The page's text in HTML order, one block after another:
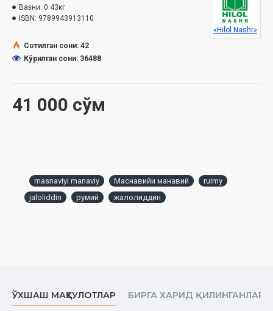
Дин ишлари бўйича қўмитанинг 2022 йилдаги 6675-сонли
41 000 сўм
Вазни: 0.43кг
ISBN: 9789943913110
«Hilol Nashr»
Сотилган сони: 42
Кўрилган сони: 36488
masnaviyi manaviy Маснавийи манавий
ruimy
jaloliddin
румий жалолиддин
ЎХШАШ МАҲСУЛОТЛАР БИРГА ХАРИД ҚИЛИНГАНЛАР